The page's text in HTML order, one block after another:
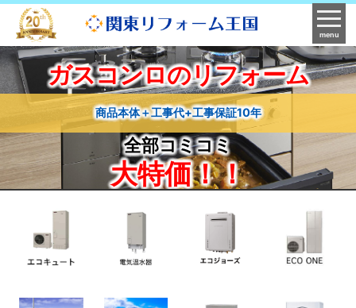
menu
ガスコンロのリフォーム
商品本体＋工事代+工事保証10年
全部コミコミ
大特価！！